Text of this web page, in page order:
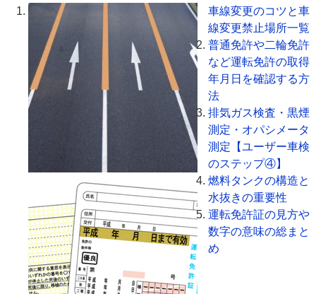
車線変更のコツと車
線変更禁止場所一覧
普通免許や二輪免許
など運転免許の取得
年月日を確認する方
法
排気ガス検査・黒煙
測定・オパシメータ
測定【ユーザー車検
のステップ④】
燃料タンクの構造と
水抜きの重要性
運転免許証の見方や
数字の意味の総まと
め